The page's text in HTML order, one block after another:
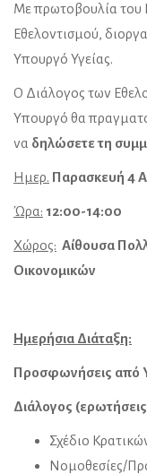
Με πρωτοβουλία του
Εθελοντισμού,
Υπουργό Υγείας.
Ο Διάλογος των
Υπουργό θα
να δηλώσετε τη
Ημερ. Παρασκευή 4
Ώρα: 12:00-14:00
Χώρος: Αίθουσα
Οικονομικών
Ημερήσια Διάταξη:
Προσφωνήσεις από
Διάλογος
Σχέδιο
Νομοθεσίες/